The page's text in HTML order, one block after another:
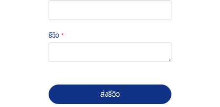
รีวิว
ส่งรีวิว